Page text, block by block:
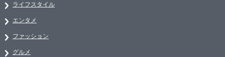
ライフスタイル
エンタメ
ファッション
グルメ